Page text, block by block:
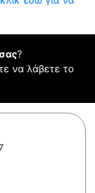
?
να λάβετε το